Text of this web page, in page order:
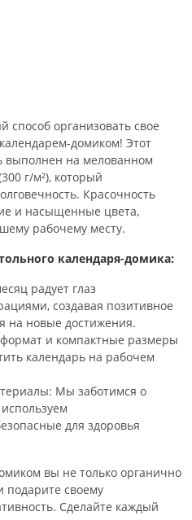
способ организовать свое
домиком! Этот
выполнен на мелованном
г/м²), который
Красочность
и насыщенные цвета,
рабочему месту.
календаря-домика:
радует глаз
создавая позитивное
на новые достижения.
и компактные размеры
календарь на рабочем
Мы заботимся о
для здоровья
вы не только органично
подарите своему
Сделайте каждый